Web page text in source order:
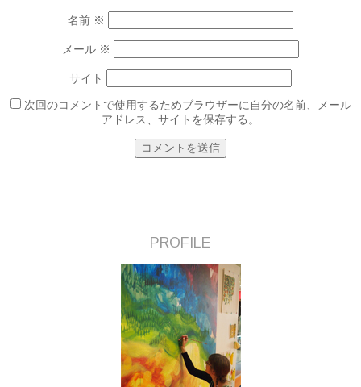
名前 ※
メール ※
サイト
次回のコメントで使用するためブラウザーに自分の名前、メール
アドレス、サイトを保存する。
PROFILE